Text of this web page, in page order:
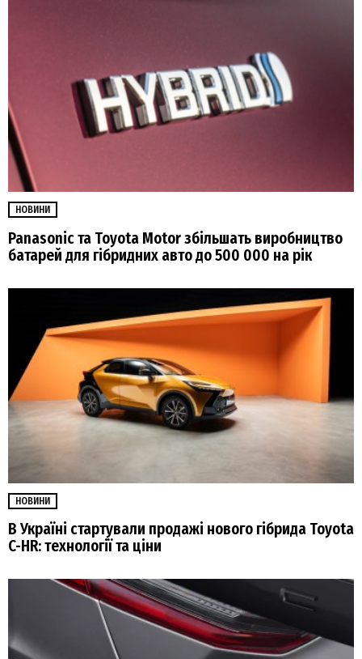
НОВИНИ
Panasonic та Toyota Motor збільшать виробництво
батарей для гібридних авто до 500 000 на рік
НОВИНИ
В Україні стартували продажі нового гібрида Toyota
C-HR: технології та ціни